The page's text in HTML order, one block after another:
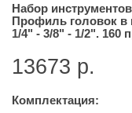
Набор инструментов
Профиль головок в
1/4" - 3/8" - 1/2". 160
13673 р.
Комплектация: